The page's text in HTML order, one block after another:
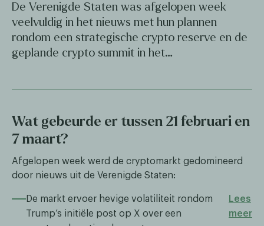
De Verenigde Staten was afgelopen week
veelvuldig in het nieuws met hun plannen
rondom een strategische crypto reserve en de
geplande crypto summit in het…
Wat gebeurde er tussen 21 februari en
7 maart?
Afgelopen week werd de cryptomarkt gedomineerd
door nieuws uit de Verenigde Staten:
De markt ervoer hevige volatiliteit rondom
Trump’s initiële post op X over een
Lees
meer